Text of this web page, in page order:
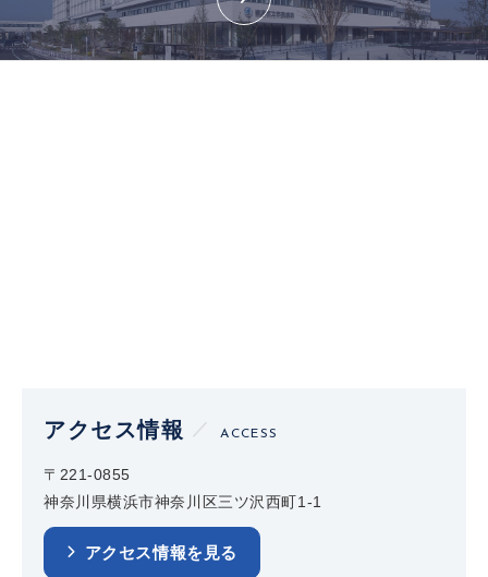
アクセス情報 ACCESS
〒221-0855
神奈川県横浜市神奈川区三ツ沢西町1-1
アクセス情報を見る